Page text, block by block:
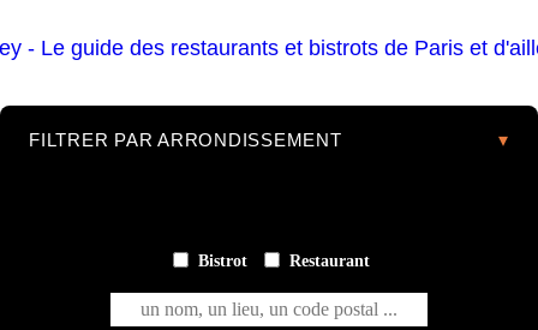
FILTRER PAR ARRONDISSEMENT
Bistrot Restaurant
un nom, un lieu, un code postal ...